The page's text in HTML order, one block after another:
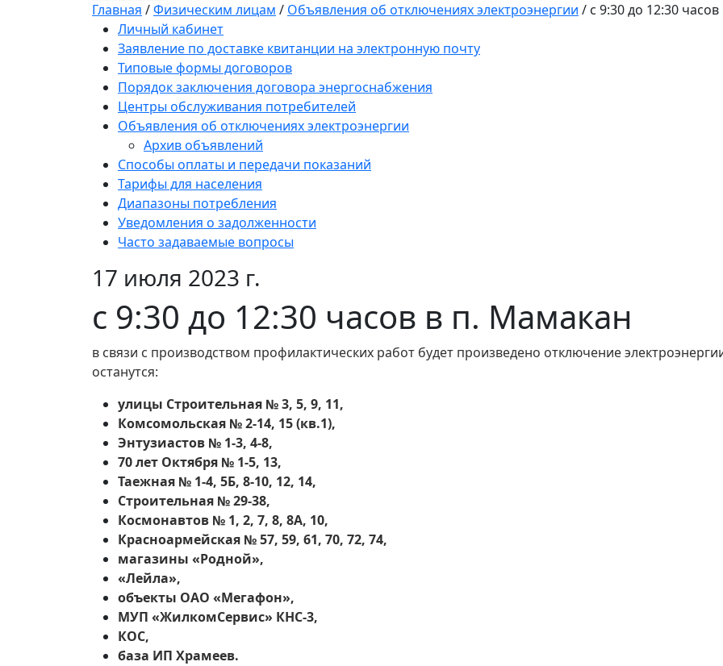
Главная /Физическим лицам / Объявления об отключениях электроэнергии / с 9:30 до 12:30
Личный кабинет
Заявление по доставке квитанции на электронную почту
Типовые формы договоров
Порядок заключения договора энергоснабжения
Центры обслуживания потребителей
Объявления об отключениях электроэнергии
Архив объявлений
Способы оплаты и передачи показаний
Тарифы для населения
Диапазоны потребления
Уведомления о задолженности
Часто задаваемые вопросы
17 июля 2023 г.
с 9:30 до 12:30 часов в п. Мамакан
в связи с производством профилактических работ будет произведено отключение
останутся:
улицы Строительная № 3, 5, 9, 11,
Комсомольская № 2-14, 15 (кв.1),
Энтузиастов № 1-3, 4-8,
70 лет Октября № 1-5, 13,
Таежная № 1-4, 5Б, 8-10, 12, 14,
Строительная № 29-38,
Космонавтов № 1, 2, 7, 8, 8А, 10,
Красноармейская № 57, 59, 61, 70, 72, 74,
магазины «Родной»,
«Лейла»,
объекты ОАО «Мегафон»,
МУП «ЖилкомСервис» КНС-3,
КОС,
база ИП Храмеев.